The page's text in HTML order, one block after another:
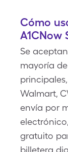
Cómo
A1CNow
Se
mayoría
Walmart,
envía por
gratuito
billetera